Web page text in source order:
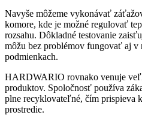
Navyše môžeme vykonávať
komore, kde je možné regulovať
rozsahu. Dôkladné testovanie
môžu bez problémov fungovať aj v
podmienkach.
HARDWARIO rovnako venuje
produktov. Spoločnosť používa
plne recyklovateľné, čím prispieva
prostredie.